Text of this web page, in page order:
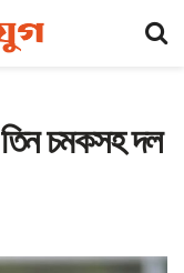
তিন চমকসহ দল